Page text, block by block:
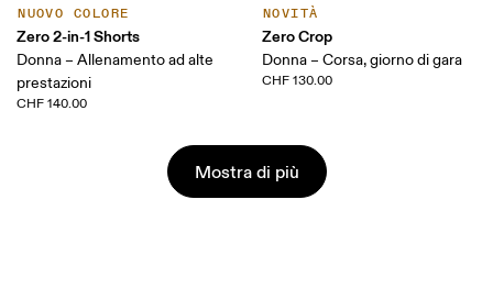
NUOVO COLORE
Zero 2-in-1 Shorts
Donna – Allenamento ad alte
prestazioni
CHF 140.00
NOVITÀ
Zero Crop
Donna – Corsa, giorno di gara
CHF 130.00
Mostra di più